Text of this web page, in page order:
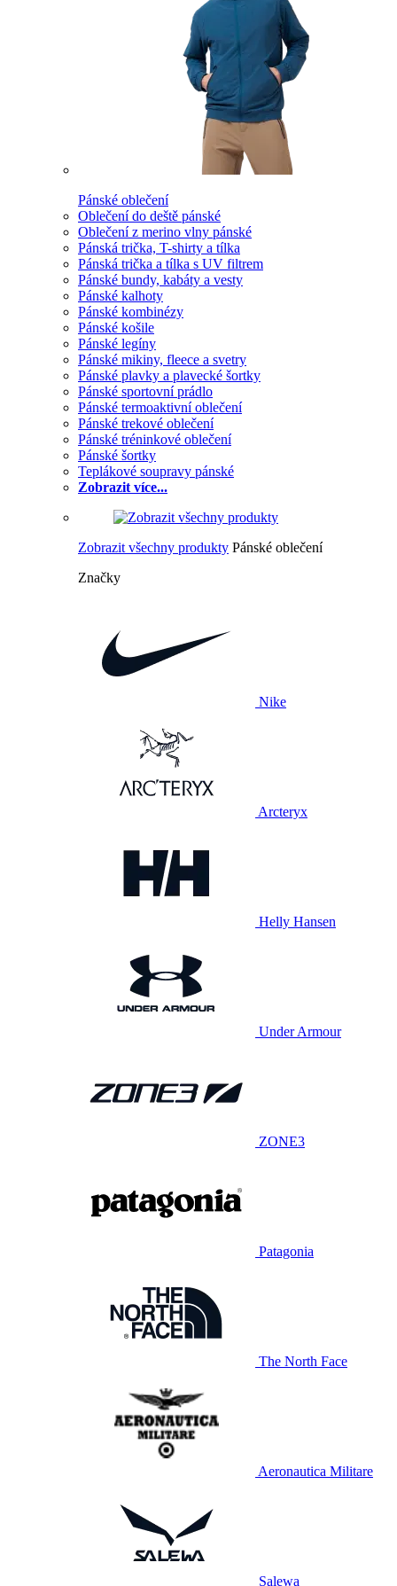
Pánské oblečení
Oblečení do deště pánské
Oblečení z merino vlny pánské
Pánská trička, T-shirty a tílka
Pánská trička a tílka s UV filtrem
Pánské bundy, kabáty a vesty
Pánské kalhoty
Pánské kombinézy
Pánské košile
Pánské legíny
Pánské mikiny, fleece a svetry
Pánské plavky a plavecké šortky
Pánské sportovní prádlo
Pánské termoaktivní oblečení
Pánské trekové oblečení
Pánské tréninkové oblečení
Pánské šortky
Teplákové soupravy pánské
Zobrazit více...
Zobrazit všechny produkty Pánské oblečení
Značky
Nike
Arcteryx
Helly Hansen
Under Armour
ZONE3
Patagonia
The North Face
Aeronautica Militare
Salewa